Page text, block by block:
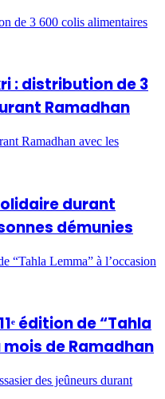
de 3 600 colis alimentaires
: distribution de 3
Ramadhan
Ramadhan avec les
durant
démunies
“Tahla Lemma” à l’occasion
édition de “Tahla
mois de Ramadhan
des jeûneurs durant